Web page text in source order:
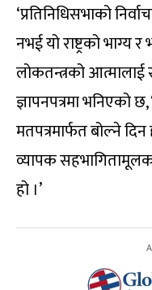
‘प्रतिनिधिसभाको
नभई यो राष्ट्रको भाग्य
लोकतन्त्रको आत्मालाई
ज्ञापनपत्रमा भनिएको
मतपत्रमार्फत बोल्ने
व्यापक सहभागितामूलक
हो ।’